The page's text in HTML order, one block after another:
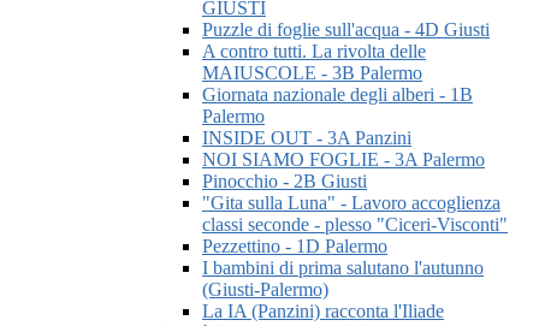
GIUSTI
Puzzle di foglie sull'acqua - 4D Giusti
A contro tutti. La rivolta delle
MAIUSCOLE - 3B Palermo
Giornata nazionale degli alberi - 1B
Palermo
INSIDE OUT - 3A Panzini
NOI SIAMO FOGLIE - 3A Palermo
Pinocchio - 2B Giusti
"Gita sulla Luna" - Lavoro accoglienza
classi seconde - plesso "Ciceri-Visconti"
Pezzettino - 1D Palermo
I bambini di prima salutano l'autunno
(Giusti-Palermo)
La IA (Panzini) racconta l'Iliade